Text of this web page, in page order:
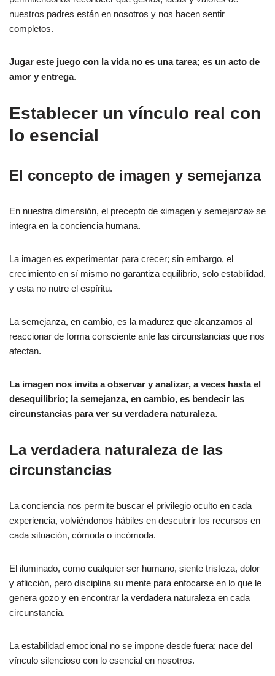
nuestros padres están en nosotros y nos hacen sentir
completos.
Jugar este juego con la vida no es una tarea; es un acto de
amor y entrega.
Establecer un vínculo real con
lo esencial
El concepto de imagen y semejanza
En nuestra dimensión, el precepto de «imagen y semejanza» se
integra en la conciencia humana.
La imagen es experimentar para crecer; sin embargo, el
crecimiento en sí mismo no garantiza equilibrio, solo estabilidad,
y esta no nutre el espíritu.
La semejanza, en cambio, es la madurez que alcanzamos al
reaccionar de forma consciente ante las circunstancias que nos
afectan.
La imagen nos invita a observar y analizar, a veces hasta el
desequilibrio; la semejanza, en cambio, es bendecir las
circunstancias para ver su verdadera naturaleza.
La verdadera naturaleza de las
circunstancias
La conciencia nos permite buscar el privilegio oculto en cada
experiencia, volviéndonos hábiles en descubrir los recursos en
cada situación, cómoda o incómoda.
El iluminado, como cualquier ser humano, siente tristeza, dolor
y aflicción, pero disciplina su mente para enfocarse en lo que le
genera gozo y en encontrar la verdadera naturaleza en cada
circunstancia.
La estabilidad emocional no se impone desde fuera; nace del
vínculo silencioso con lo esencial en nosotros.